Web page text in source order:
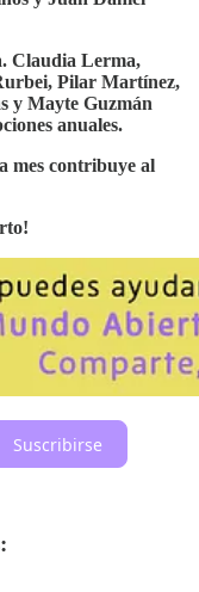
Claudia Lerma,
Pilar Martínez,
y Mayte Guzmán
anuales.
mes contribuye al
Suscribirse